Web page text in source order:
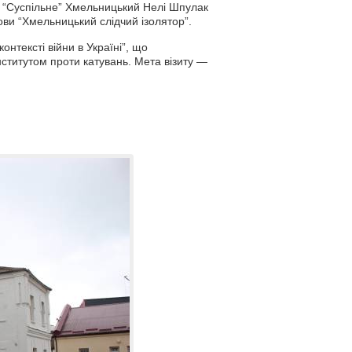
Хмельницький Нелі Шпулак
“Хмельницький слідчий ізолятор”.
війни в Україні”, що
проти катувань. Мета візиту —